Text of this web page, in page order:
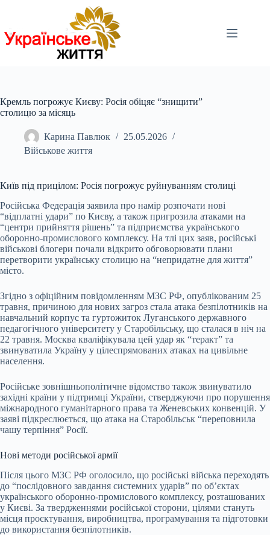
Кремль погрожує Києву: Росія обіцяє “знищити”
столицю за місяць
Карина Павлюк
25.05.2026
Військове життя
Київ під прицілом: Росія погрожує руйнуванням столиці
Російська Федерація заявила про намір розпочати нові
“відплатні удари” по Києву, а також пригрозила атаками на
“центри прийняття рішень” та підприємства українського
оборонно-промислового комплексу. На тлі цих заяв, російські
військові блогери почали відкрито обговорювати плани
перетворити українську столицю на “непридатне для життя”
місто.
Згідно з офіційним повідомленням МЗС РФ, опублікованим 25
травня, причиною для нових загроз стала атака безпілотників на
навчальний корпус та гуртожиток Луганського державного
педагогічного університету у Старобільську, що сталася в ніч на
22 травня. Москва кваліфікувала цей удар як “теракт” та
звинуватила Україну у цілеспрямованих атаках на цивільне
населення.
Російське зовнішньополітичне відомство також звинуватило
західні країни у підтримці України, стверджуючи про порушення
міжнародного гуманітарного права та Женевських конвенцій. У
заяві підкреслюється, що атака на Старобільськ “переповнила
чашу терпіння” Росії.
Нові методи російської армії
Після цього МЗС РФ оголосило, що російські війська переходять
до “послідовного завдання системних ударів” по об’єктах
українського оборонно-промислового комплексу, розташованих
у Києві. За твердженнями російської сторони, цілями стануть
місця проєктування, виробництва, програмування та підготовки
до використання безпілотників.